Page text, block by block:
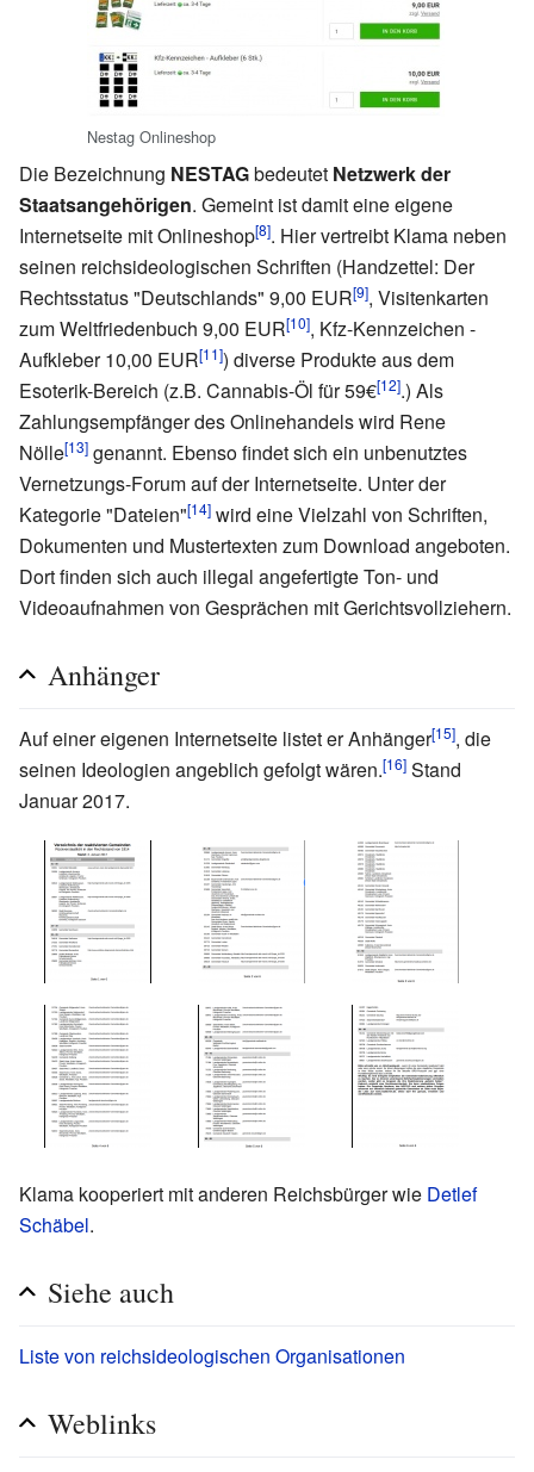
Nestag Onlineshop
Die Bezeichnung NESTAGbedeutet Netzwerk der
Staatsangehörigen. Gemeint ist damit eine eigene
Internetseite mit Onlineshop[8]. Hier vertreibt Klama neben
seinen reichsideologischen Schriften (Handzettel: Der
Rechtsstatus "Deutschlands" 9,00 EUR[9], Visitenkarten
zum Weltfriedenbuch 9,00 EUR[10], Kfz-Kennzeichen -
Aufkleber 10,00 EUR[11]) diverse Produkte aus dem
Esoterik-Bereich (z.B. Cannabis-Öl für 59€[12].) Als
Zahlungsempfänger des Onlinehandels wird Rene
Nölle[13] genannt. Ebenso findet sich ein unbenutztes
Vernetzungs-Forum auf der Internetseite. Unter der
Kategorie "Dateien"[14] wird eine Vielzahl von Schriften,
Dokumenten und Mustertexten zum Download angeboten.
Dort finden sich auch illegal angefertigte Ton- und
Videoaufnahmen von Gesprächen mit Gerichtsvollziehern.
Anhänger
Auf einer eigenen Internetseite listet er Anhänger[15], die
seinen Ideologien angeblich gefolgt wären.[16] Stand
Januar 2017.
Klama kooperiert mit anderen Reichsbürger wie Detlef
Schäbel.
Siehe auch
Liste von reichsideologischen Organisationen
Weblinks